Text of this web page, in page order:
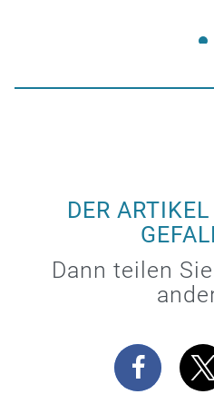
DER
Dann teilen